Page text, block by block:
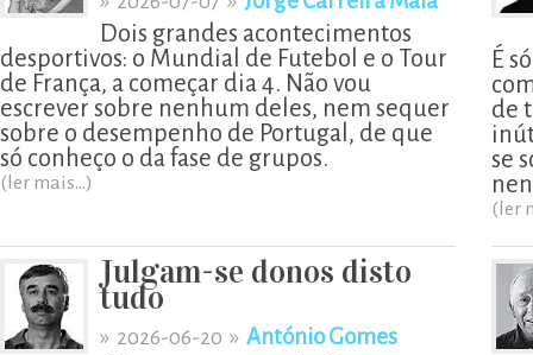
Dois grandes acontecimentos
desportivos: o Mundial de Futebol e o Tour
de França, a começar dia 4. Não vou
escrever sobre nenhum deles, nem sequer
sobre o desempenho de Portugal, de que
só conheço o da fase de grupos.
(ler mais...)
É
de
se
(ler
Julgam-se donos disto
tudo
» 2026-06-20 » António Gomes